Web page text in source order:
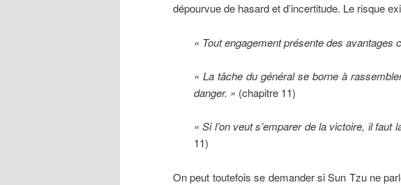
dépourvue de hasard et d’incertitude. Le risque
« Tout engagement présente des avantages
« La tâche du général se borne à
danger. » (chapitre 11)
« Si l’on veut s’emparer de la victoire, il faut
11)
On peut toutefois se demander si Sun Tzu ne